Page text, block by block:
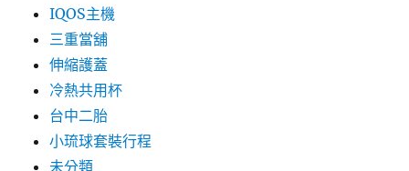
IQOS主機
三重當舖
伸縮護蓋
冷熱共用杯
台中二胎
小琉球套裝行程
未分類